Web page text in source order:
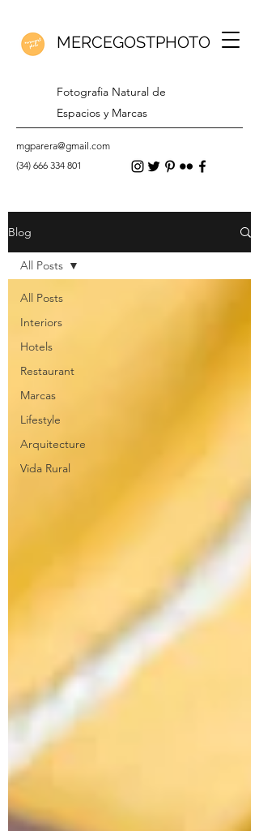
MERCEGOSTPHOTO
Fotografia Natural de
Espacios y Marcas
mgparera@gmail.com
(34) 666 334 801
Blog
All Posts
Interiors
Hotels
Restaurant
Marcas
Lifestyle
Arquitecture
Vida Rural
All Posts